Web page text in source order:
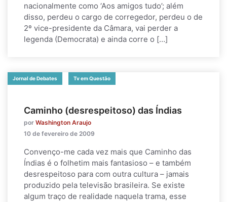
nacionalmente como ‘Aos amigos tudo’; além
disso, perdeu o cargo de corregedor, perdeu o de
2º vice-presidente da Câmara, vai perder a
legenda (Democrata) e ainda corre o […]
Jornal de Debates Tv em Questão
Caminho (desrespeitoso) das Índias
por Washington Araujo
10 de fevereiro de 2009
Convenço-me cada vez mais que Caminho das
Índias é o folhetim mais fantasioso – e também
desrespeitoso para com outra cultura – jamais
produzido pela televisão brasileira. Se existe
algum traço de realidade naquela trama, esse